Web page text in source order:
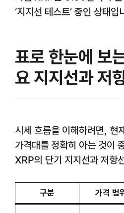
‘지지선 테스트’ 중인 상태입
표로 한눈에 보
요 지지선과 저
시세 흐름을 이해하려면, 현
가격대를 정확히 아는 것이
XRP의 단기 지지선과 저항
구분 가격 범위